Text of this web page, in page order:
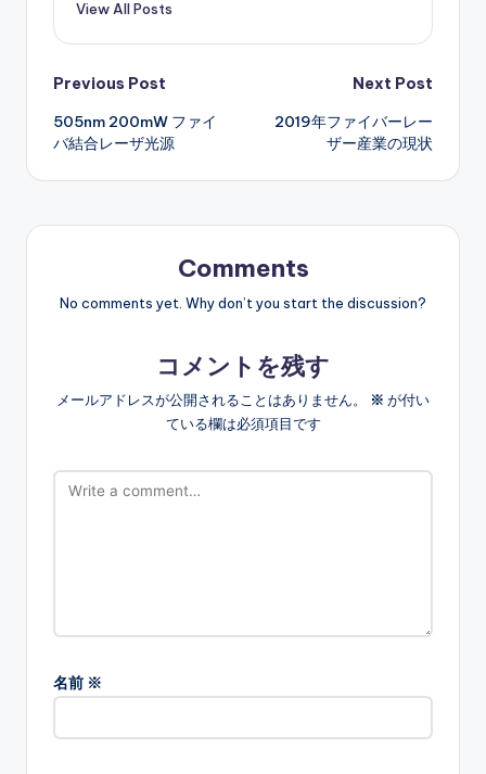
View All Posts
Post
navigation
Previous Post
505nm 200mW ファイ
バ結合レーザ光源
Next Post
2019年ファイバーレー
ザー産業の現状
Comments
No comments yet. Why don’t you start the discussion?
コメントを残す
メールアドレスが公開されることはありません。 ※ が付い
ている欄は必須項目です
名前 ※